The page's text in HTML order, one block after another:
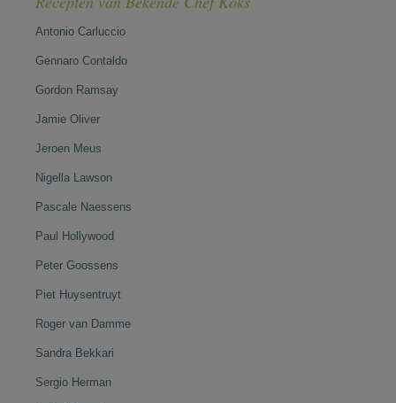
Antonio Carluccio
Gennaro Contaldo
Gordon Ramsay
Jamie Oliver
Jeroen Meus
Nigella Lawson
Pascale Naessens
Paul Hollywood
Peter Goossens
Piet Huysentruyt
Roger van Damme
Sandra Bekkari
Sergio Herman